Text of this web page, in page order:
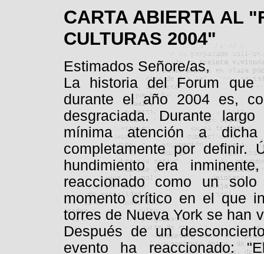
CARTA ABIERTA AL
CULTURAS 2004"
Estimados Señore/as,
La historia del Forum que
durante el año 2004 es,
desgraciada. Durante
mínima atención a
completamente por definir.
hundimiento era
reaccionado como un
momento crítico en el que
torres de Nueva York se han
Después de un
evento ha reaccionado: